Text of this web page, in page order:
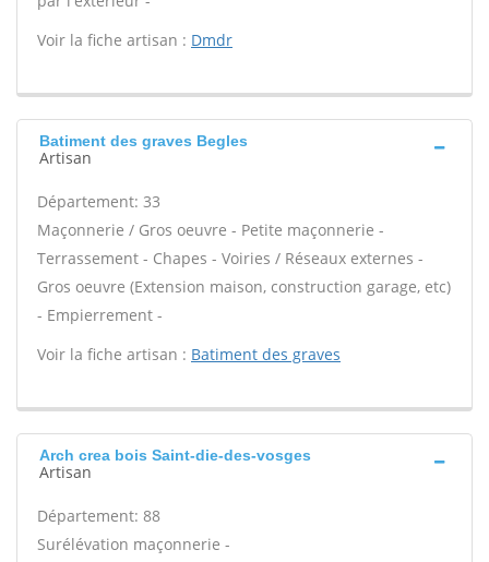
Voir la fiche artisan : Dmdr
Batiment des graves Begles
Artisan
Département: 33
Maçonnerie / Gros oeuvre - Petite maçonnerie -
Terrassement - Chapes - Voiries / Réseaux externes -
Gros oeuvre (Extension maison, construction garage, etc)
- Empierrement -
Voir la fiche artisan : Batiment des graves
Arch crea bois Saint-die-des-vosges
Artisan
Département: 88
Surélévation maçonnerie -